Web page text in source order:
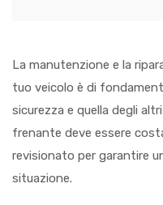
La manutenzione e la
tuo veicolo è di
sicurezza e quella degli
frenante deve essere
revisionato per garantire
situazione.